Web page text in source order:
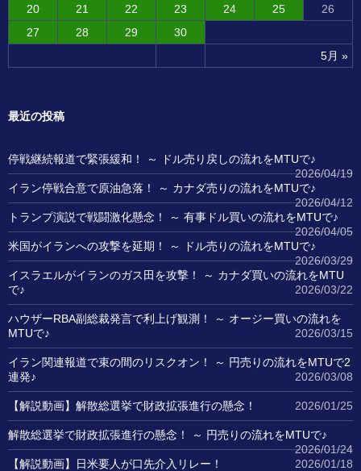
5月 »
20
21 22 23 24 25
26
27
28 29 30
最近の投稿
停戦継続報道で緊張緩和！ ～ ドル売り戻しの流れをMTUで♪
2026/04/19
イラン停戦合意で原油急落！ ～ カナダ売りの流れをMTUで♪
2026/04/12
トランプ演説で戦闘激化懸念！ ～ 有事ドル買いの流れをMTUで♪
2026/04/05
米国がイランへの攻撃を延期！ ～ ドル売りの流れをMTUで♪
2026/03/29
イスラエルがイランのガス田を攻撃！ ～ カナダ買いの流れをMTU
で♪
2026/03/22
ハウザーRBA副総裁発言で利上げ観測！ ～ オージー買いの流れを
MTUで♪
2026/03/15
イラン関連報道で束の間のリスクオン！ ～ 円売りの流れをMTUで2
連発♪
2026/03/08
【解説動画】解散総選挙で財政拡張進行の懸念！ 2026/01/25
解散総選挙で財政拡張進行の懸念！ ～ 円売りの流れをMTUで♪
2026/01/24
【解説動画】日米要人が口先介入リレー！
2026/01/18